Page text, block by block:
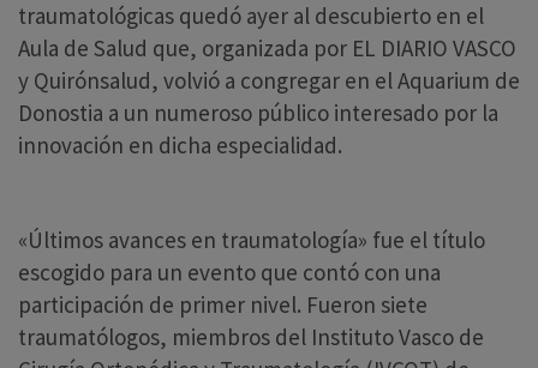
traumatológicas quedó ayer al descubierto en el
Aula de Salud que, organizada por EL DIARIO VASCO
y Quirónsalud, volvió a congregar en el Aquarium de
Donostia a un numeroso público interesado por la
innovación en dicha especialidad.
«Últimos avances en traumatología» fue el título
escogido para un evento que contó con una
participación de primer nivel. Fueron siete
traumatólogos, miembros del Instituto Vasco de